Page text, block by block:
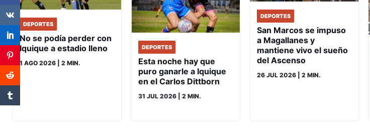
DEPORTES
No se podía perder con
Iquique a estadio lleno
1 AGO 2026 | 2 MIN.
DEPORTES
Esta noche hay que
puro ganarle a Iquique
en el Carlos Dittborn
31 JUL 2026 | 2 MIN.
DEPORTES
San Marcos se impuso
a Magallanes y
mantiene vivo el sueño
del Ascenso
26 JUL 2026 | 2 MIN.